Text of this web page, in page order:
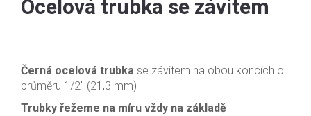
Ocelová trubka se závitem
Černá ocelová trubka se závitem na obou koncích o
průměru 1/2″ (21,3 mm)
Trubky řežeme na míru vždy na základě